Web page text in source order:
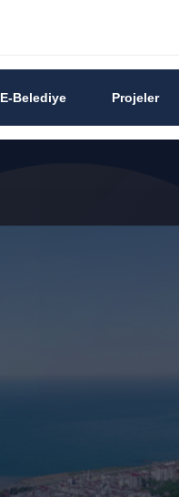
E-Belediye Projeler